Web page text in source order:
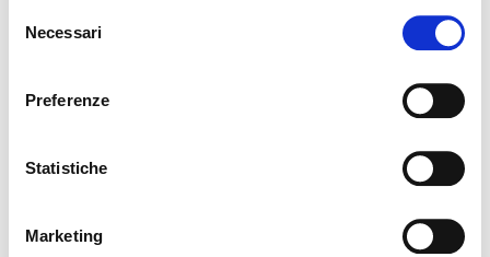
delNecessari
Preferenze
Statistiche
Marketing